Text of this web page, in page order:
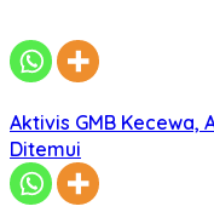
Aktivis GMB Kecewa,
Ditemui